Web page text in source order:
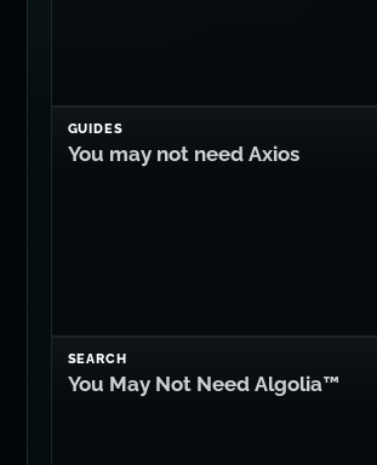
GUIDES
You may not need Axios
SEARCH
You May Not Need Algolia™